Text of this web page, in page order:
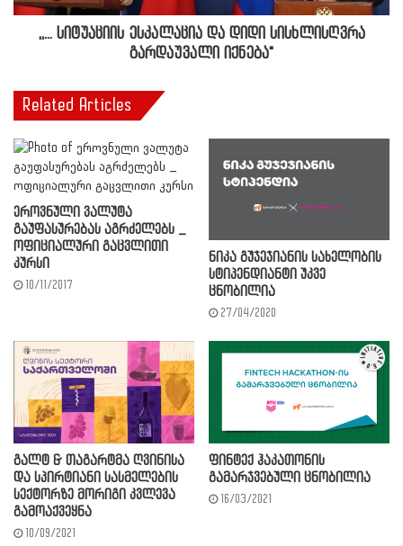
,,... სიტუაციის ესკალაცია და დიდი სისხლისღვრა
გარდაუვალი იქნება"
Related Articles
ეროვნული ვალუტა
გაუფასურებას აგრძელებს _
ოფიციალური გაცვლითი
კურსი
10/11/2017
ნიკა გუჯეჯიანის სახელობის
სტიპენდიანტი უკვე
ცნობილია
27/04/2020
გალტ & თაგარტმა ღვინისა
და სპირტიანი სასმელების
სექტორზე მორიგი კვლევა
გამოაქვეყნა
10/09/2021
ფინტექ ჰაკათონის
გამარჯვებული ცნობილია
16/03/2021